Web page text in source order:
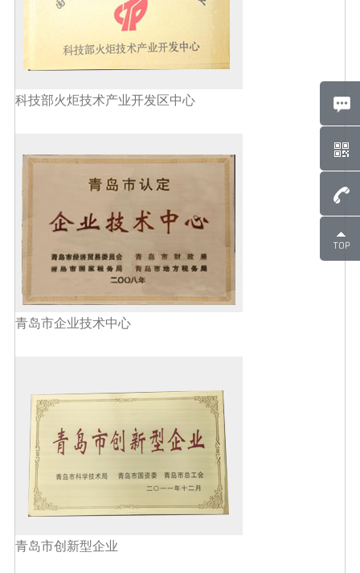
科技部火炬技术产业开发区中心
青岛市企业技术中心
青岛市创新型企业